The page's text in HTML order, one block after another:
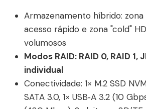
Armazenamento híbrido: zona
acesso rápido e zona "cold"
volumosos
Modos RAID: RAID 0, RAID 1,
individual
Conectividade: 1× M.2 SSD
SATA 3.0, 1× USB‑A 3.2 (10